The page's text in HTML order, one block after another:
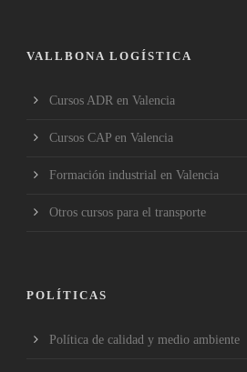
VALLBONA LOGÍSTICA
Cursos ADR en Valencia
Cursos CAP en Valencia
Formación industrial en Valencia
Otros cursos para el transporte
POLÍTICAS
Política de calidad y medio ambiente